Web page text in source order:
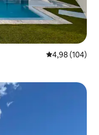
4,98 de uma
4,98 (104)